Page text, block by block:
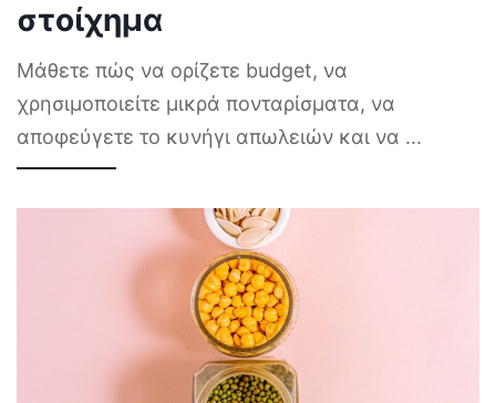
στοίχημα
Μάθετε πώς να ορίζετε budget, να
χρησιμοποιείτε μικρά πονταρίσματα, να
αποφεύγετε το κυνήγι απωλειών και να ...